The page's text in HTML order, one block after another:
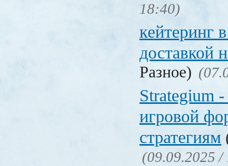
18:40)
кейтеринг
доставкой
Разное)
Strategium
игровой
стратегиям
(09.09.2025 /